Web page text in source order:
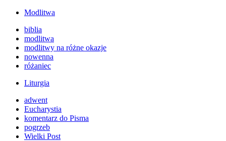
Modlitwa
biblia
modlitwa
modlitwy na różne okazje
nowenna
różaniec
Liturgia
adwent
Eucharystia
komentarz do Pisma
pogrzeb
Wielki Post